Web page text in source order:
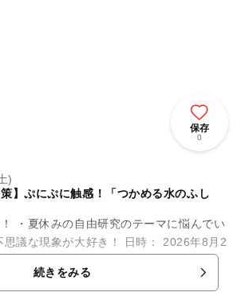
保存
0
)
策】ぷにぷに触感！「つかめる水のふし
い
が大好き！ 日時： 2026年8月2
（受付開始 9:45） ...
続きをみる